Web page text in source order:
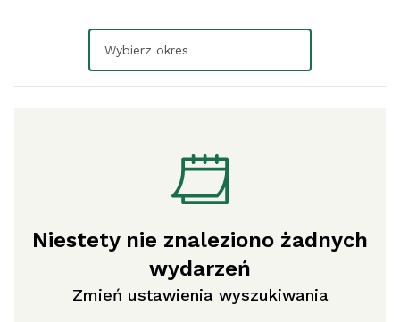
Niestety nie znaleziono żadnych
wydarzeń
Zmień ustawienia wyszukiwania